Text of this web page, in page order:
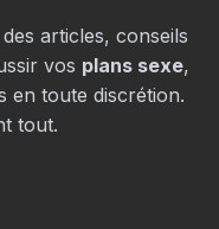
articles, conseils
vos plans sexe,
en toute discrétion.
tout.